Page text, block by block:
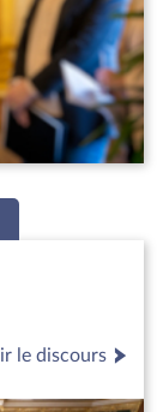
le discours